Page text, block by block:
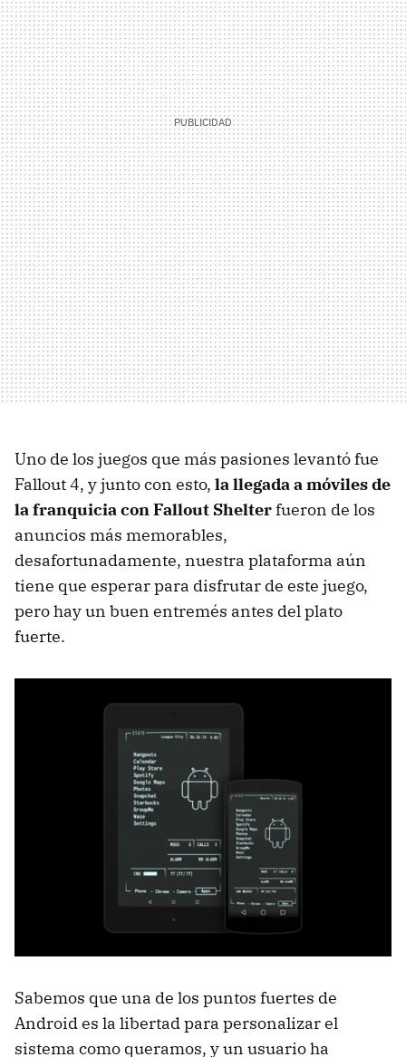
Uno de los juegos que más pasiones levantó fue
Fallout 4, y junto con esto, la llegada a móviles de
la franquicia con Fallout Shelterfueron de los
anuncios más memorables,
desafortunadamente, nuestra plataforma aún
tiene que esperar para disfrutar de este juego,
pero hay un buen entremés antes del plato
fuerte.
Sabemos que una de los puntos fuertes de
Android es la libertad para personalizar el
sistema como queramos, y un usuario ha